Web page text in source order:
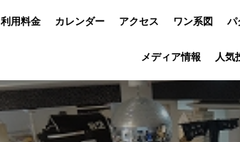
利用料金 カレンダー アクセス ワン系図 パ
メディア情報 人気